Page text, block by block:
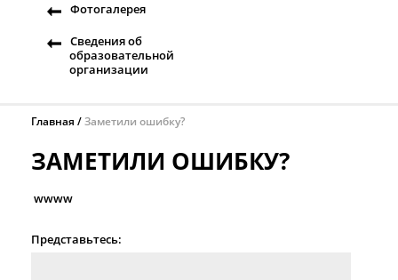
Фотогалерея
Сведения об
образовательной
организации
Главная Заметили ошибку?
ЗАМЕТИЛИ ОШИБКУ?
wwww
Представьтесь: